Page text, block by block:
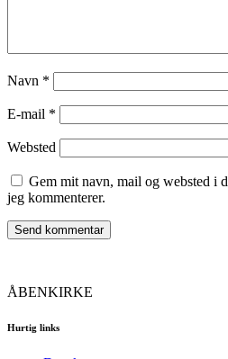
Navn *
E-mail *
Websted
Gem mit navn, mail og websted i
jeg kommenterer.
ÅBENKIRKE
Hurtig links